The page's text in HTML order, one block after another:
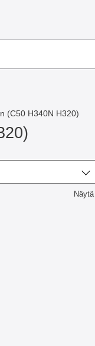
(C50 H340N H320)
Näytä
H320) suosikiksi